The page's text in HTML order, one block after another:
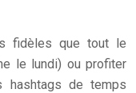
fidèles que tout le
le lundi) ou profiter
hashtags de temps